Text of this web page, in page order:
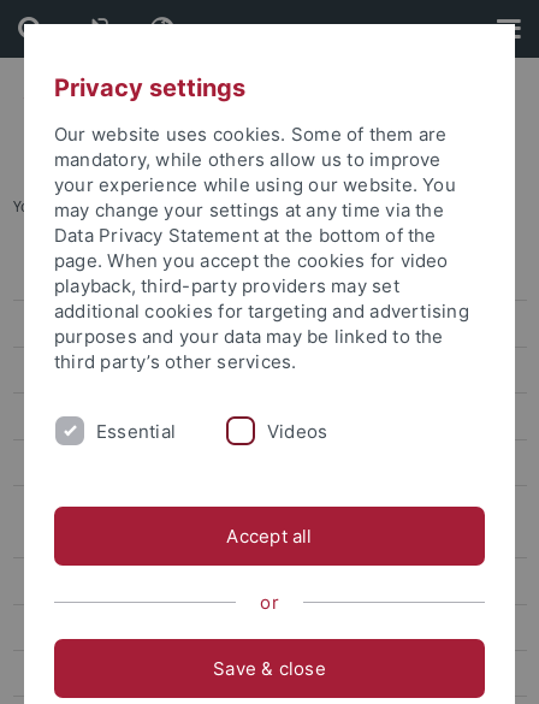
Skip
to
content
Skip
to
footer
You are here: Startseite ... Team
Studienanfang
Prüfungen
Beiträge und Gebühren
Administration
Das Diversitätsorientierte Schreibzentrum: Wissenschaftliches
Privacy settings
Our website uses cookies. Some of them are
mandatory, while others allow us to improve
your experience while using our website. You
may change your settings at any time via the
Data Privacy Statement at the bottom of the
page. When you accept the cookies for video
playback, third-party providers may set
additional cookies for targeting and advertising
purposes and your data may be linked to the
third party’s other services.
Essential Videos
Accept all
or
Save & close